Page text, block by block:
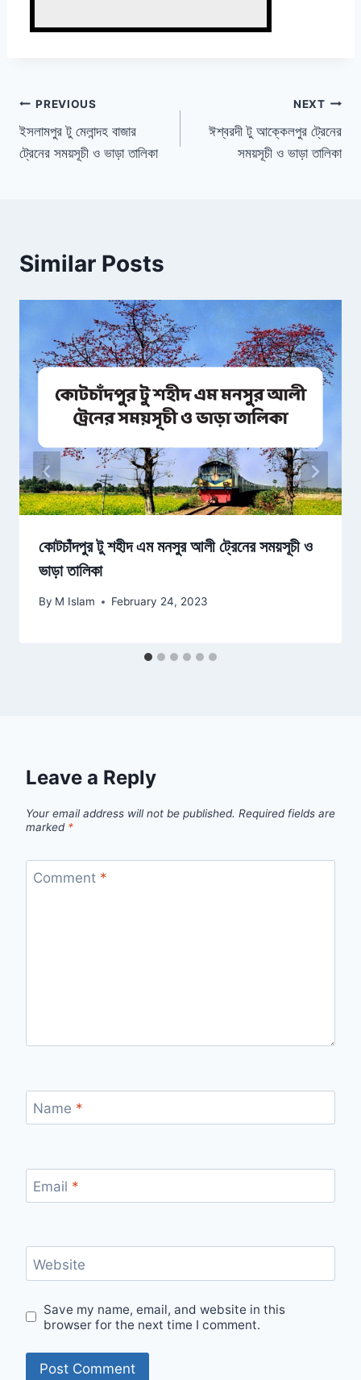
Post
navigation
PREVIOUS
ইসলামপুর টু মেলান্দহ বাজার
ট্রেনের সময়সূচী ও ভাড়া তালিকা
NEXT
ঈশ্বরদী টু আক্কেলপুর ট্রেনের
সময়সূচী ও ভাড়া তালিকা
Similar Posts
কোটচাঁদপুর টু শহীদ এম মনসুর আলী ট্রেনের সময়সূচী ও
ভাড়া তালিকা
By M Islam February 24, 2023
Leave a Reply
Your email address will not be published. Required fields are
marked *
Comment *
Name *
Email *
Website
Save my name, email, and website in this
browser for the next time I comment.